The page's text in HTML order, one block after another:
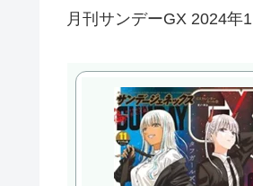
月刊サンデーGX 2024年